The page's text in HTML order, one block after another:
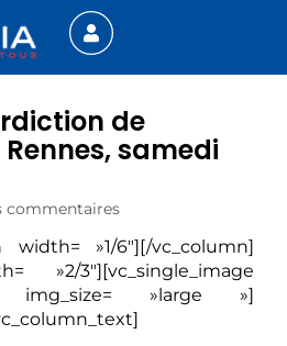
de
samedi
commentaires
width= »1/6″][/vc_column]
»2/3″][vc_single_image
img_size= »large »]